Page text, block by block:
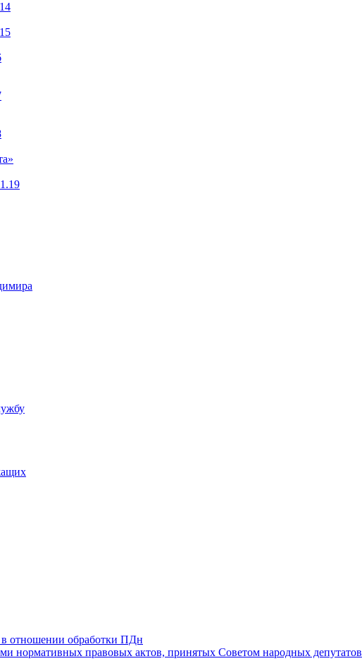
отношении обработки ПДн
нормативных правовых актов, принятых Советом народных депутатов